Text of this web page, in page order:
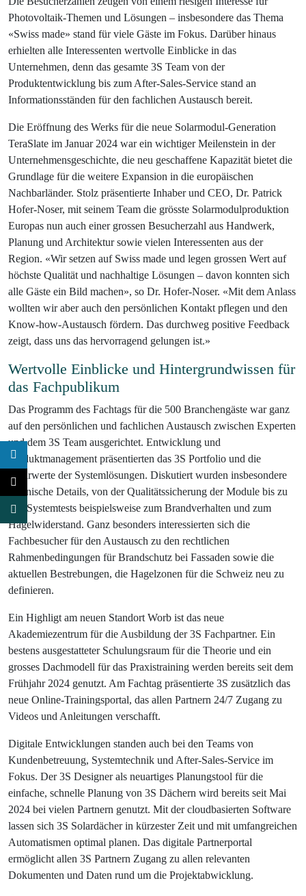
Photovoltaik-Themen und Lösungen – insbesondere das Thema
«Swiss made» stand für viele Gäste im Fokus. Darüber hinaus
erhielten alle Interessenten wertvolle Einblicke in das
Unternehmen, denn das gesamte 3S Team von der
Produktentwicklung bis zum After-Sales-Service stand an
Informationsständen für den fachlichen Austausch bereit.
Die Eröffnung des Werks für die neue Solarmodul-Generation
TeraSlate im Januar 2024 war ein wichtiger Meilenstein in der
Unternehmensgeschichte, die neu geschaffene Kapazität bietet die
Grundlage für die weitere Expansion in die europäischen
Nachbarländer. Stolz präsentierte Inhaber und CEO, Dr. Patrick
Hofer-Noser, mit seinem Team die grösste Solarmodulproduktion
Europas nun auch einer grossen Besucherzahl aus Handwerk,
Planung und Architektur sowie vielen Interessenten aus der
Region. «Wir setzen auf Swiss made und legen grossen Wert auf
höchste Qualität und nachhaltige Lösungen – davon konnten sich
alle Gäste ein Bild machen», so Dr. Hofer-Noser. «Mit dem Anlass
wollten wir aber auch den persönlichen Kontakt pflegen und den
Know-how-Austausch fördern. Das durchweg positive Feedback
zeigt, dass uns das hervorragend gelungen ist.»
Wertvolle Einblicke und Hintergrundwissen für
das Fachpublikum
Das Programm des Fachtags für die 500 Branchengäste war ganz
auf den persönlichen und fachlichen Austausch zwischen Experten
und dem 3S Team ausgerichtet. Entwicklung und
Produktmanagement präsentierten das 3S Portfolio und die
Mehrwerte der Systemlösungen. Diskutiert wurden insbesondere
technische Details, von der Qualitätssicherung der Module bis zu
den Systemtests beispielsweise zum Brandverhalten und zum
Hagelwiderstand. Ganz besonders interessierten sich die
Fachbesucher für den Austausch zu den rechtlichen
Rahmenbedingungen für Brandschutz bei Fassaden sowie die
aktuellen Bestrebungen, die Hagelzonen für die Schweiz neu zu
definieren.
Ein Highligt am neuen Standort Worb ist das neue
Akademiezentrum für die Ausbildung der 3S Fachpartner. Ein
bestens ausgestatteter Schulungsraum für die Theorie und ein
grosses Dachmodell für das Praxistraining werden bereits seit dem
Frühjahr 2024 genutzt. Am Fachtag präsentierte 3S zusätzlich das
neue Online-Trainingsportal, das allen Partnern 24/7 Zugang zu
Videos und Anleitungen verschafft.
Digitale Entwicklungen standen auch bei den Teams von
Kundenbetreuung, Systemtechnik und After-Sales-Service im
Fokus. Der 3S Designer als neuartiges Planungstool für die
einfache, schnelle Planung von 3S Dächern wird bereits seit Mai
2024 bei vielen Partnern genutzt. Mit der cloudbasierten Software
lassen sich 3S Solardächer in kürzester Zeit und mit umfangreichen
Automatismen optimal planen. Das digitale Partnerportal
ermöglicht allen 3S Partnern Zugang zu allen relevanten
Dokumenten und Daten rund um die Projektabwicklung.